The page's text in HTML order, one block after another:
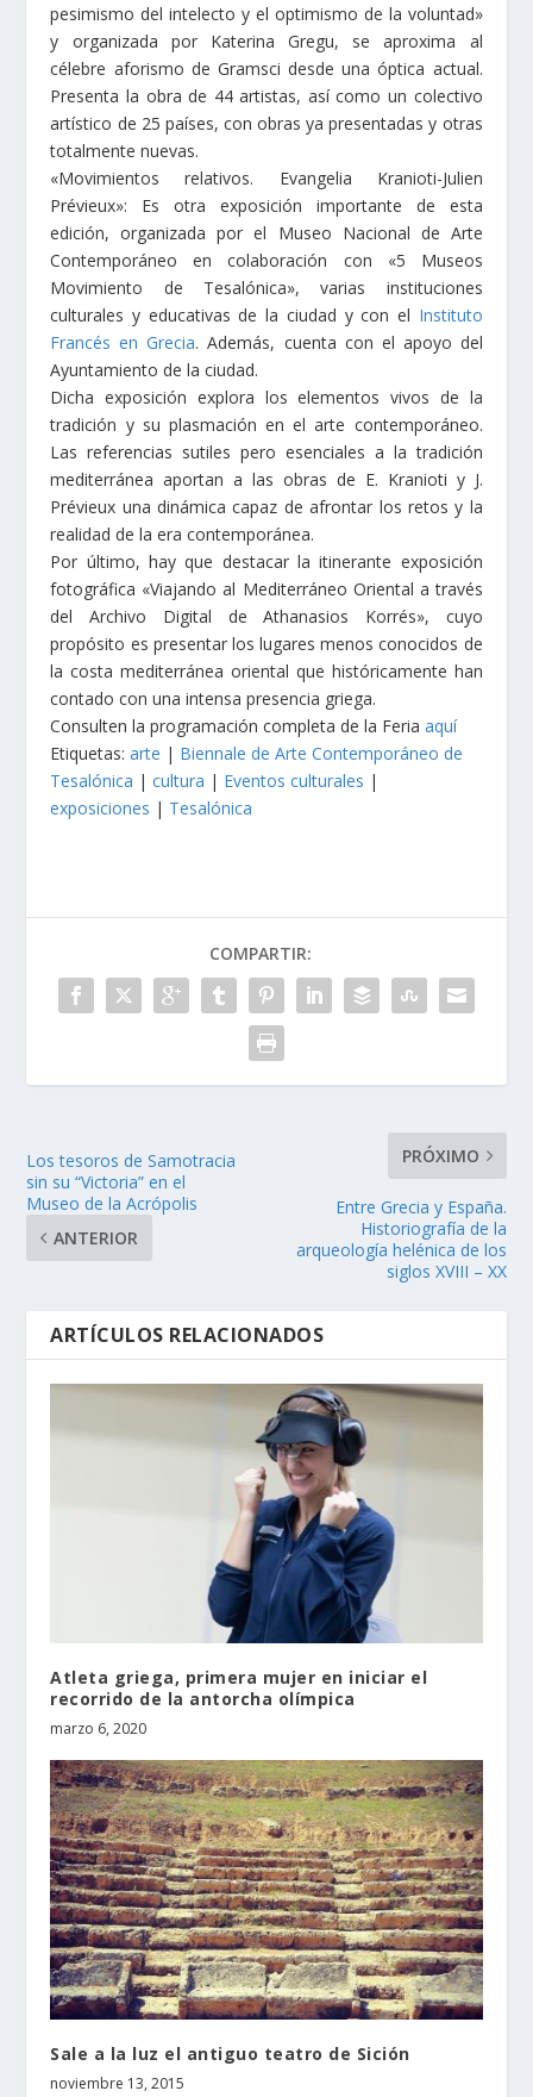
pesimismo del intelecto y el optimismo de la voluntad»
y organizada por Katerina Gregu, se aproxima al
célebre aforismo de Gramsci desde una óptica actual.
Presenta la obra de 44 artistas, así como un colectivo
artístico de 25 países, con obras ya presentadas y otras
totalmente nuevas.
«Movimientos relativos. Evangelia Kranioti-Julien
Prévieux»: Es otra exposición importante de esta
edición, organizada por el Museo Nacional de Arte
Contemporáneo en colaboración con «5 Museos
Movimiento de Tesalónica», varias instituciones
culturales y educativas de la ciudad y con el Instituto
Francés en Grecia. Además, cuenta con el apoyo del
Ayuntamiento de la ciudad.
Dicha exposición explora los elementos vivos de la
tradición y su plasmación en el arte contemporáneo.
Las referencias sutiles pero esenciales a la tradición
mediterránea aportan a las obras de E. Kranioti y J.
Prévieux una dinámica capaz de afrontar los retos y la
realidad de la era contemporánea.
Por último, hay que destacar la itinerante exposición
fotográfica «Viajando al Mediterráneo Oriental a través
del Archivo Digital de Athanasios Korrés», cuyo
propósito es presentar los lugares menos conocidos de
la costa mediterránea oriental que históricamente han
contado con una intensa presencia griega.
Consulten la programación completa de la Feriaaquí
Etiquetas:arte | Biennale de Arte Contemporáneo de
Tesalónica |cultura | Eventos culturales |
exposiciones | Tesalónica
COMPARTIR:
Los tesoros de Samotracia
sin su “Victoria” en el
Museo de la Acrópolis
ANTERIOR
PRÓXIMO
Entre Grecia y España.
Historiografía de la
arqueología helénica de los
siglos XVIII – XX
ARTÍCULOS RELACIONADOS
Atleta griega, primera mujer en iniciar el
recorrido de la antorcha olímpica
marzo 6, 2020
Sale a la luz el antiguo teatro de Sición
noviembre 13, 2015